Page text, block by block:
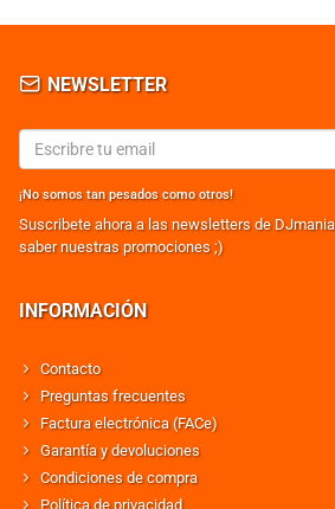
NEWSLETTER
¡No somos tan pesados como otros!
Suscribete ahora a las newsletters de
saber nuestras promociones ;)
INFORMACIÓN
Contacto
Preguntas frecuentes
Factura electrónica (FACe)
Garantía y devoluciones
Condiciones de compra
Política de privacidad